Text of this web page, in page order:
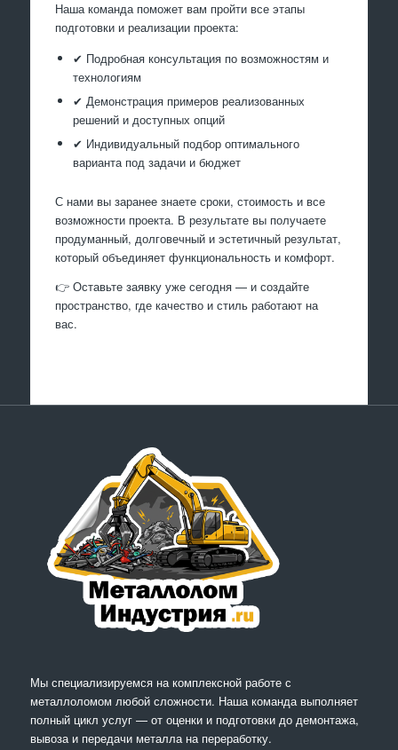
Наша команда поможет вам пройти все этапы
подготовки и реализации проекта:
✔ Подробная консультация по возможностям и
технологиям
✔ Демонстрация примеров реализованных
решений и доступных опций
✔ Индивидуальный подбор оптимального
варианта под задачи и бюджет
С нами вы заранее знаете сроки, стоимость и все
возможности проекта. В результате вы получаете
продуманный, долговечный и эстетичный результат,
который объединяет функциональность и комфорт.
👉 Оставьте заявку уже сегодня — и создайте
пространство, где качество и стиль работают на
вас.
Мы специализируемся на комплексной работе с
металлоломом любой сложности. Наша команда выполняет
полный цикл услуг — от оценки и подготовки до демонтажа,
вывоза и передачи металла на переработку.